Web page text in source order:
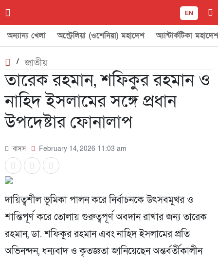
EN
অন্যান্য খেলা অস্ট্রেলিয়া (ওশেনিয়া) মহাদেশ অ্যান্টার্কটিকা মহাদেশ
/জাতীয়
তারেক রহমান, শফিকুর রহমান ও
নাহিদ ইসলামের সঙ্গে প্রধান
উপদেষ্টার ফোনালাপ
বাসস February 14, 2026 11:03 am
দায়িত্বশীল ভূমিকা পালন করে নির্বাচনকে উৎসবমুখর ও
শান্তিপূর্ণ করে তোলায় গুরুত্বপূর্ণ অবদান রাখার জন্য তারেক
রহমান, ডা. শফিকুর রহমান এবং নাহিদ ইসলামের প্রতি
অভিনন্দন, ধন্যবাদ ও কৃতজ্ঞতা জানিয়েছেন অন্তর্বর্তীকালীন